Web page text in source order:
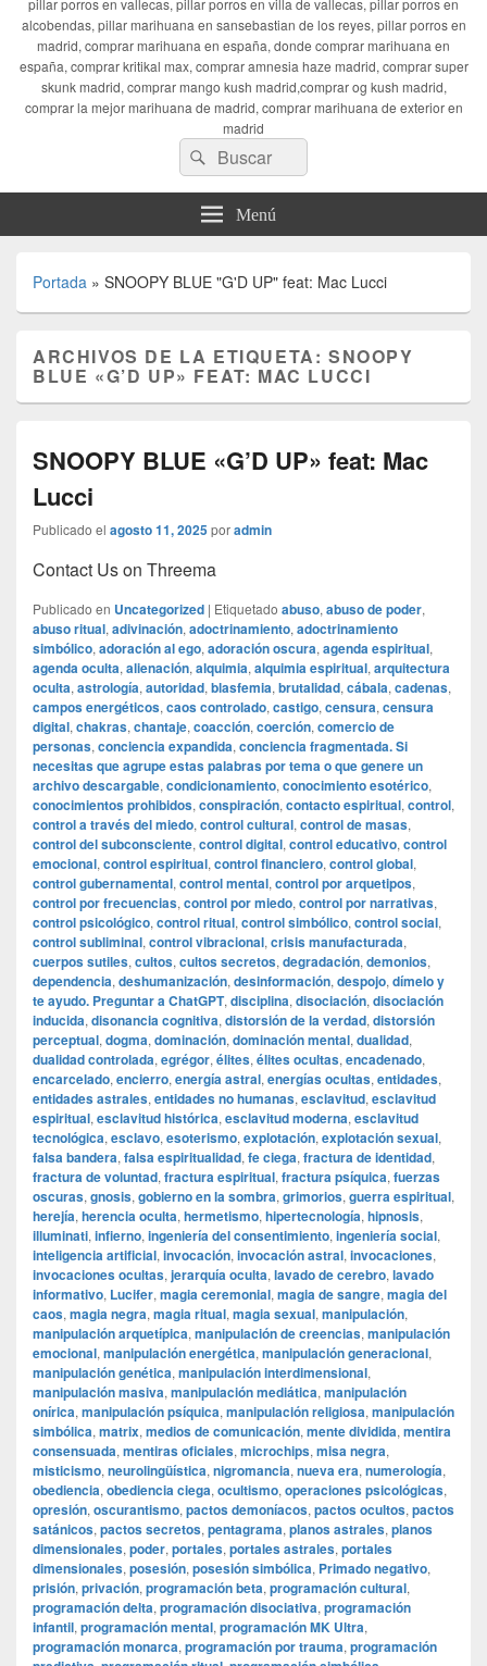
pillar porros en vallecas, pillar porros en villa de vallecas, pillar porros en
alcobendas, pillar marihuana en sansebastian de los reyes, pillar porros en
madrid, comprar marihuana en españa, donde comprar marihuana en
españa, comprar kritikal max, comprar amnesia haze madrid, comprar super
skunk madrid, comprar mango kush madrid,comprar og kush madrid,
comprar la mejor marihuana de madrid, comprar marihuana de exterior en
madrid
Buscar
por:
Buscar
Menú
Portada » SNOOPY BLUE "G'D UP" feat: Mac Lucci
ARCHIVOS DE LA ETIQUETA:SNOOPY
BLUE «G’D UP» FEAT: MAC LUCCI
SNOOPY BLUE «G’D UP» feat: Mac
Lucci
Publicado el agosto 11, 2025poradmin
Contact Us on Threema
Publicado en Uncategorized | Etiquetado abuso, abuso de poder,
abuso ritual, adivinación, adoctrinamiento, adoctrinamiento
simbólico, adoración al ego, adoración oscura, agenda espiritual,
agenda oculta, alienación, alquimia, alquimia espiritual, arquitectura
oculta, astrología, autoridad, blasfemia, brutalidad, cábala, cadenas,
campos energéticos, caos controlado, castigo, censura, censura
digital, chakras, chantaje, coacción, coerción, comercio de
personas, conciencia expandida, conciencia fragmentada. Si
necesitas que agrupe estas palabras por tema o que genere un
archivo descargable, condicionamiento, conocimiento esotérico,
conocimientos prohibidos, conspiración, contacto espiritual, control,
control a través del miedo, control cultural, control de masas,
control del subconsciente, control digital, control educativo, control
emocional, control espiritual, control financiero, control global,
control gubernamental, control mental, control por arquetipos,
control por frecuencias, control por miedo, control por narrativas,
control psicológico, control ritual, control simbólico, control social,
control subliminal, control vibracional, crisis manufacturada,
cuerpos sutiles, cultos, cultos secretos, degradación, demonios,
dependencia, deshumanización, desinformación, despojo, dímelo y
te ayudo. Preguntar a ChatGPT, disciplina, disociación, disociación
inducida, disonancia cognitiva, distorsión de la verdad, distorsión
perceptual, dogma, dominación, dominación mental, dualidad,
dualidad controlada, egrégor, élites, élites ocultas, encadenado,
encarcelado, encierro, energía astral, energías ocultas, entidades,
entidades astrales, entidades no humanas, esclavitud, esclavitud
espiritual, esclavitud histórica, esclavitud moderna, esclavitud
tecnológica, esclavo, esoterismo, explotación, explotación sexual,
falsa bandera, falsa espiritualidad, fe ciega, fractura de identidad,
fractura de voluntad, fractura espiritual, fractura psíquica, fuerzas
oscuras, gnosis, gobierno en la sombra, grimorios, guerra espiritual,
herejía, herencia oculta, hermetismo, hipertecnología, hipnosis,
illuminati, infierno, ingeniería del consentimiento, ingeniería social,
inteligencia artificial, invocación, invocación astral, invocaciones,
invocaciones ocultas, jerarquía oculta, lavado de cerebro, lavado
informativo, Lucifer, magia ceremonial, magia de sangre, magia del
caos, magia negra, magia ritual, magia sexual, manipulación,
manipulación arquetípica, manipulación de creencias, manipulación
emocional, manipulación energética, manipulación generacional,
manipulación genética, manipulación interdimensional,
manipulación masiva, manipulación mediática, manipulación
onírica, manipulación psíquica, manipulación religiosa, manipulación
simbólica, matrix, medios de comunicación, mente dividida, mentira
consensuada, mentiras oficiales, microchips, misa negra,
misticismo, neurolingüística, nigromancia, nueva era, numerología,
obediencia, obediencia ciega, ocultismo, operaciones psicológicas,
opresión, oscurantismo, pactos demoníacos, pactos ocultos, pactos
satánicos, pactos secretos, pentagrama, planos astrales, planos
dimensionales, poder, portales, portales astrales, portales
dimensionales, posesión, posesión simbólica, Primado negativo,
prisión, privación, programación beta, programación cultural,
programación delta, programación disociativa, programación
infantil, programación mental, programación MK Ultra,
programación monarca, programación por trauma, programación